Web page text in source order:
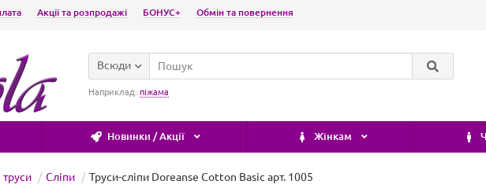
Акції та розпродажі БОНУС+ Обмін та повернення
Всюди
Наприклад: піжама
Новинки / Акції Жінкам
труси Сліпи Труси-сліпи Doreanse Cotton Basic арт. 1005